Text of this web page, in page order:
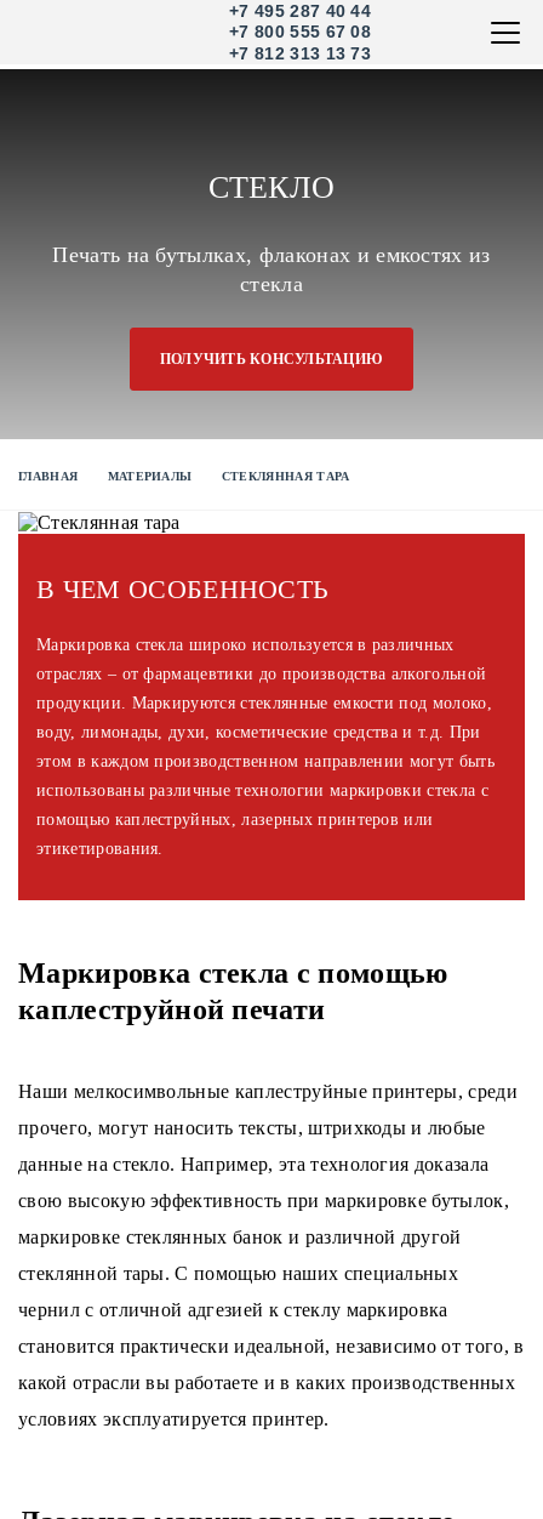
+7 495 287 40 44
+7 800 555 67 08
+7 812 313 13 73
ГЛАВНАЯ МАТЕРИАЛЫ СТЕКЛЯННАЯ ТАРА
СТЕКЛО
Печать на бутылках, флаконах и емкостях из
стекла
ПОЛУЧИТЬ КОНСУЛЬТАЦИЮ
В ЧЕМ ОСОБЕННОСТЬ
Маркировка стекла широко используется в различных
отраслях – от фармацевтики до производства алкогольной
продукции. Маркируются стеклянные емкости под молоко,
воду, лимонады, духи, косметические средства и т.д. При
этом в каждом производственном направлении могут быть
использованы различные технологии маркировки стекла c
помощью каплеструйных, лазерных принтеров или
этикетирования.
Маркировка стекла с помощью
каплеструйной печати
Наши мелкосимвольные каплеструйные принтеры, среди
прочего, могут наносить тексты, штрихкоды и любые
данные на стекло. Например, эта технология доказала
свою высокую эффективность при маркировке бутылок,
маркировке стеклянных банок и различной другой
стеклянной тары. С помощью наших специальных
чернил с отличной адгезией к стеклу маркировка
становится практически идеальной, независимо от того, в
какой отрасли вы работаете и в каких производственных
условиях эксплуатируется принтер.